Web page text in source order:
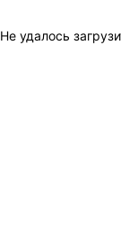
Не удалось